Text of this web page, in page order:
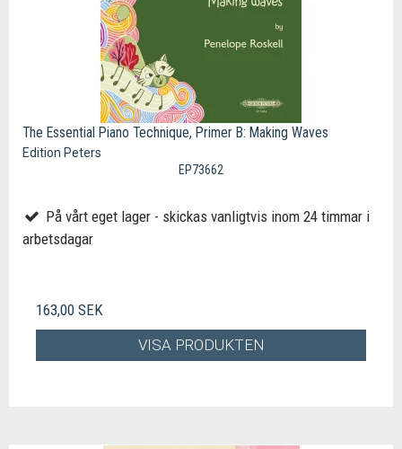
The Essential Piano Technique, Primer B: Making Waves
Edition Peters
EP73662
På vårt eget lager - skickas vanligtvis inom 24 timmar i
arbetsdagar
163,00 SEK
VISA PRODUKTEN